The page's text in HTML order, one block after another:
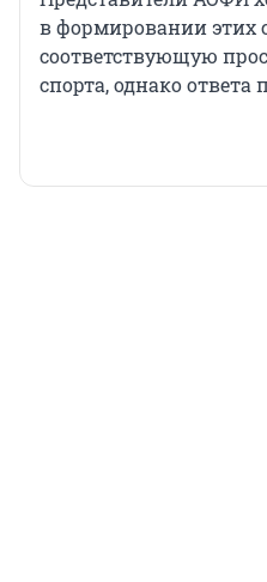
в формировании этих
соответствующую
спорта, однако ответа